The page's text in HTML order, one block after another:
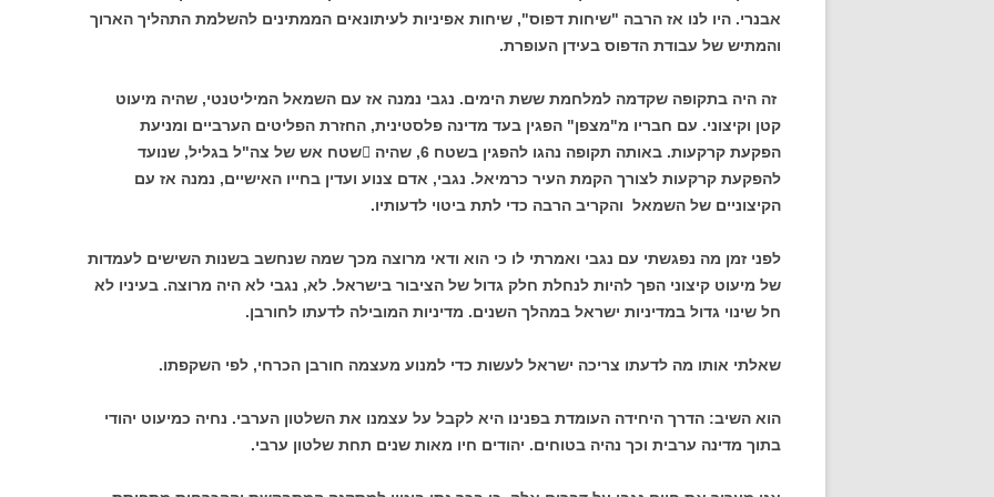
אבנרי. היו לנו אז הרבה "שיחות דפוס", שיחות אפיניות לעיתונאים הממתינים להשלמת התהליך הארוך
והמתיש של עבודת הדפוס בעידן העופרת.
זה היה בתקופה שקדמה למלחמת ששת הימים. נגבי נמנה אז עם השמאל המיליטנטי, שהיה מיעוט
קטן וקיצוני. עם חבריו מ"מצפן" הפגין בעד מדינה פלסטינית, החזרת הפליטים הערביים ומניעת
הפקעת קרקעות. באותה תקופה נהגו להפגין בשטח 6, שהיה
שטח אש
של צה"ל בגליל, שנועד
להפקעת קרקעות לצורך הקמת העיר כרמיאל. נגבי, אדם צנוע ועדין בחייו האישיים, נמנה אז עם
הקיצוניים של השמאל והקריב הרבה כדי לתת ביטוי לדעותיו.
לפני זמן מה נפגשתי עם נגבי ואמרתי לו כי הוא ודאי מרוצה מכך שמה שנחשב בשנות השישים לעמדות
של מיעוט קיצוני הפך להיות לנחלת חלק גדול של הציבור בישראל. לא, נגבי לא היה מרוצה. בעיניו לא
חל שינוי גדול במדיניות ישראל במהלך השנים. מדיניות המובילה לדעתו לחורבן.
שאלתי אותו מה לדעתו צריכה ישראל לעשות כדי למנוע מעצמה חורבן הכרחי, לפי השקפתו.
הוא השיב: הדרך היחידה העומדת בפנינו היא לקבל על עצמנו את השלטון הערבי. נחיה כמיעוט יהודי
בתוך מדינה ערבית וכך נהיה בטוחים. יהודים חיו מאות שנים תחת שלטון ערבי.